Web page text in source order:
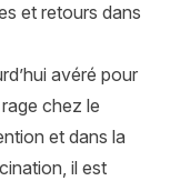
et retours dans
avéré pour
chez le
et dans la
il est